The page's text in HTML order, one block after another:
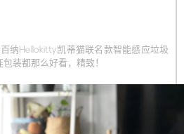
纳Hellokitty凯蒂猫联名款智能感应垃圾
装都那么好看，精致！